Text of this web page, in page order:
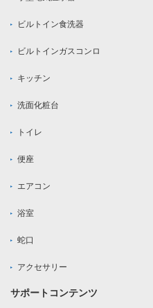
ビルトイン食洗器
ビルトインガスコンロ
キッチン
洗面化粧台
トイレ
便座
エアコン
浴室
蛇口
アクセサリー
サポートコンテンツ